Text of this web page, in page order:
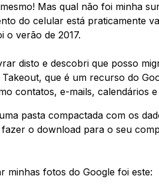
Mas qual não foi minha
do celular está praticamente
o verão de 2017.
disto e descobri que posso
que é um recurso do
contatos, e-mails, calendários
pasta compactada com os
o download para o seu
minhas fotos do Google foi este: